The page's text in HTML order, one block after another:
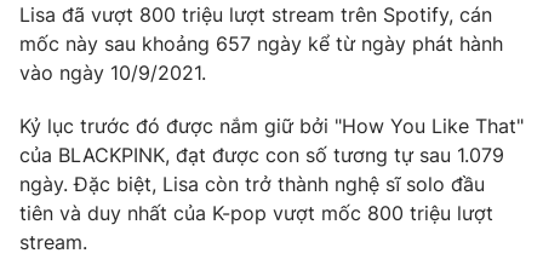
Thế giới đó đây
Câu chuyện quốc tế
Tài chính
Thị trường
Góc doanh nghiệp
Dữ liệu và đời sống
Truyền hình
Phim VTV
Hậu trường
Giải trí
Điện ảnh
Lisa đã vượt 800 triệu lượt stream trên Spotify, cán
mốc này sau khoảng 657 ngày kể từ ngày phát hành
vào ngày 10/9/2021.
Kỷ lục trước đó được nắm giữ bởi "How You Like That"
của BLACKPINK, đạt được con số tương tự sau 1.079
ngày. Đặc biệt, Lisa còn trở thành nghệ sĩ solo đầu
tiên và duy nhất của K-pop vượt mốc 800 triệu lượt
stream.